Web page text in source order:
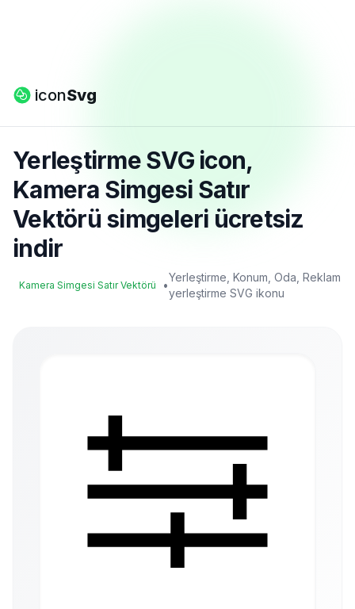
iconSvg
Yerleştirme SVG icon,
Kamera Simgesi Satır
Vektörü simgeleri ücretsiz
indir
Kamera Simgesi Satır Vektörü •
Yerleştirme, Konum, Oda, Reklam
yerleştirme SVG ikonu